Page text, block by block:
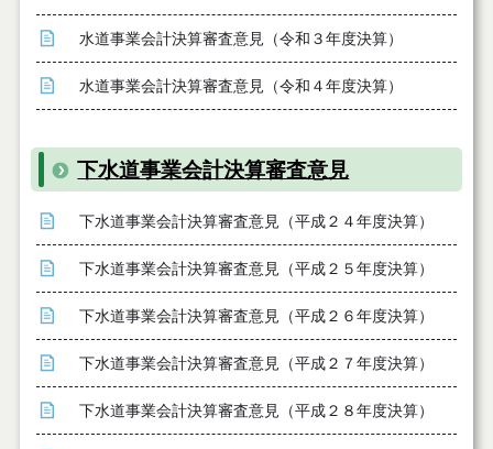
水道事業会計決算審査意見（令和３年度決算）
水道事業会計決算審査意見（令和４年度決算）
下水道事業会計決算審査意見
下水道事業会計決算審査意見（平成２４年度決算）
下水道事業会計決算審査意見（平成２５年度決算）
下水道事業会計決算審査意見（平成２６年度決算）
下水道事業会計決算審査意見（平成２７年度決算）
下水道事業会計決算審査意見（平成２８年度決算）